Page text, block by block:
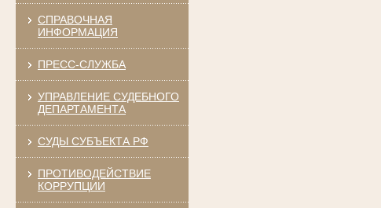
СПРАВОЧНАЯ
ИНФОРМАЦИЯ
ПРЕСС-СЛУЖБА
УПРАВЛЕНИЕ СУДЕБНОГО
ДЕПАРТАМЕНТА
СУДЫ СУБЪЕКТА РФ
ПРОТИВОДЕЙСТВИЕ
КОРРУПЦИИ